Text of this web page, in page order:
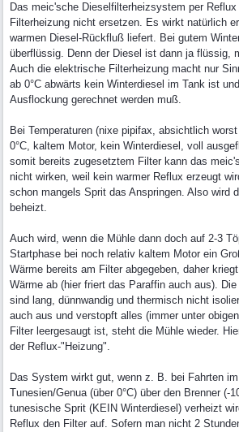
Das meic'sche Dieselfilterheizsystem per
Filterheizung nicht ersetzen. Es wirkt natürlich
warmen Diesel-Rückfluß liefert. Bei gutem
überflüssig. Denn der Diesel ist dann ja flüssig,
Auch die elektrische Filterheizung macht nur
ab 0°C abwärts kein Winterdiesel im Tank ist
Ausflockung gerechnet werden muß.
Bei Temperaturen (nixe pipifax, absichtlich
0°C, kaltem Motor, kein Winterdiesel, voll
somit bereits zugesetztem Filter kann das
nicht wirken, weil kein warmer Reflux erzeugt
schon mangels Sprit das Anspringen. Also wird
beheizt.
Auch wird, wenn die Mühle dann doch auf 2-3
Startphase bei noch relativ kaltem Motor ein
Wärme bereits am Filter abgegeben, daher
Wärme ab (hier friert das Paraffin auch aus).
sind lang, dünnwandig und thermisch nicht
auch aus und verstopft alles (immer unter
Filter leergesaugt ist, steht die Mühle wieder.
der Reflux-"Heizung".
Das System wirkt gut, wenn z. B. bei Fahrten
Tunesien/Genua (über 0°C) über den Brenner (-
tunesische Sprit (KEIN Winterdiesel) verheizt
Reflux den Filter auf. Sofern man nicht 2